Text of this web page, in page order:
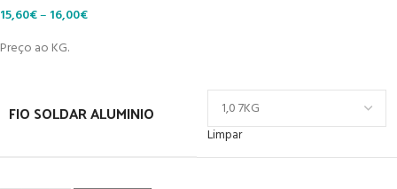
15,60€– 16,00€
Preço ao KG.
FIO SOLDAR ALUMINIO
Limpar